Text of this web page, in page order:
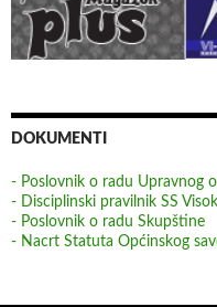
DOKUMENTI
- Poslovnik o radu Upravnog
- Disciplinski pravilnik SS
- Poslovnik o radu Skupštine
- Nacrt Statuta Općinskog